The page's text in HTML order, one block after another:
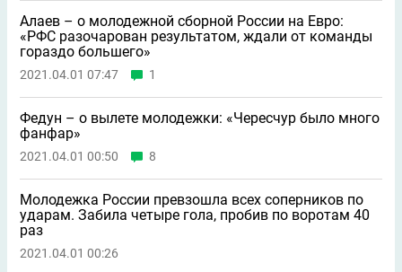
Алаев – о молодежной сборной России на Евро:
«РФС разочарован результатом, ждали от команды
гораздо большего»
2021.04.01 07:47 1
Федун – о вылете молодежки: «Чересчур было много
фанфар»
2021.04.01 00:50 8
Молодежка России превзошла всех соперников по
ударам. Забила четыре гола, пробив по воротам 40
раз
2021.04.01 00:26